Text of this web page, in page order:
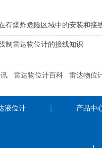
有爆炸危险区域中的安装和接
制雷达物位计的接线知识
雷达物位计百科 雷达物位
液位计 产品中